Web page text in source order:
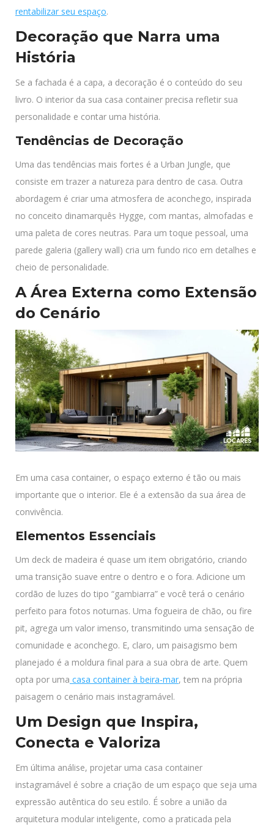
rentabilizar seu espaço.
Decoração que Narra uma
História
Se a fachada é a capa, a decoração é o conteúdo do seu
livro. O interior da sua casa container precisa refletir sua
personalidade e contar uma história.
Tendências de Decoração
Uma das tendências mais fortes é a Urban Jungle, que
consiste em trazer a natureza para dentro de casa. Outra
abordagem é criar uma atmosfera de aconchego, inspirada
no conceito dinamarquês Hygge, com mantas, almofadas e
uma paleta de cores neutras. Para um toque pessoal, uma
parede galeria (gallery wall) cria um fundo rico em detalhes e
cheio de personalidade.
A Área Externa como Extensão
do Cenário
Em uma casa container, o espaço externo é tão ou mais
importante que o interior. Ele é a extensão da sua área de
convivência.
Elementos Essenciais
Um deck de madeira é quase um item obrigatório, criando
uma transição suave entre o dentro e o fora. Adicione um
cordão de luzes do tipo “gambiarra” e você terá o cenário
perfeito para fotos noturnas. Uma fogueira de chão, ou fire
pit, agrega um valor imenso, transmitindo uma sensação de
comunidade e aconchego. E, claro, um paisagismo bem
planejado é a moldura final para a sua obra de arte. Quem
opta por uma casa container à beira-mar, tem na própria
paisagem o cenário mais instagramável.
Um Design que Inspira,
Conecta e Valoriza
Em última análise, projetar uma casa container
instagramável é sobre a criação de um espaço que seja uma
expressão autêntica do seu estilo. É sobre a união da
arquitetura modular inteligente, como a praticada pela